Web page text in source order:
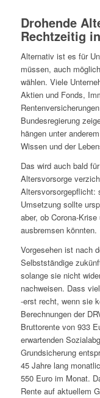
Drohende
Rechtzeitig
Alternativ ist es für
müssen, auch
wählen. Viele
Aktien und Fonds,
Bundesregierung
hängen unter
Wissen und der
Das wird auch bald
Altersvorsorge
Altersvorsorgepflicht:
Umsetzung sollte
aber, ob Corona-
ausbremsen könnten.
Vorgesehen ist nach
Selbstständige
solange sie nicht
nachweisen. Dass
-erst recht, wenn sie
Berechnungen der
Bruttorente von 933
erwartenden
Grundsicherung
45 Jahre lang
550 Euro im Monat.
Rente auf aktuellem